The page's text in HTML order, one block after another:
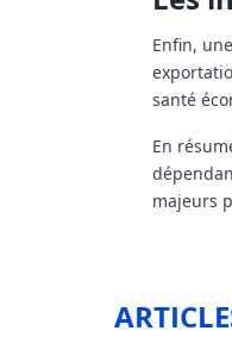
Enfin,
santé
En
majeurs